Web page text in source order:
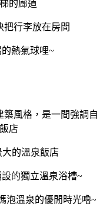
的廊道
把行李放在房間
熱氣球哩~
風格，是一間強調自
店
大的溫泉飯店
的獨立溫泉浴槽~
泡溫泉的優閒時光嚕~